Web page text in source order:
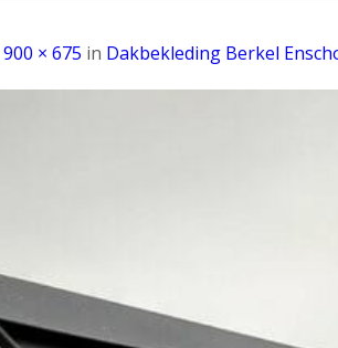
900 × 675 in Dakbekleding Berkel